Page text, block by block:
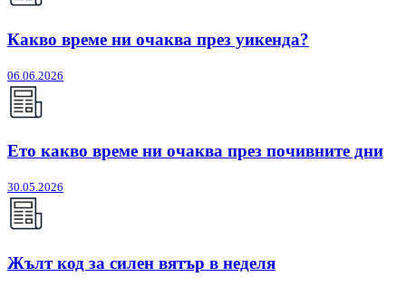
Какво време ни очаква през уикенда?
06.06.2026
Ето какво време ни очаква през почивните дни
30.05.2026
Жълт код за силен вятър в неделя